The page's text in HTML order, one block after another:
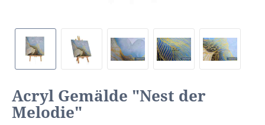
Acryl Gemälde "Nest der
Melodie"